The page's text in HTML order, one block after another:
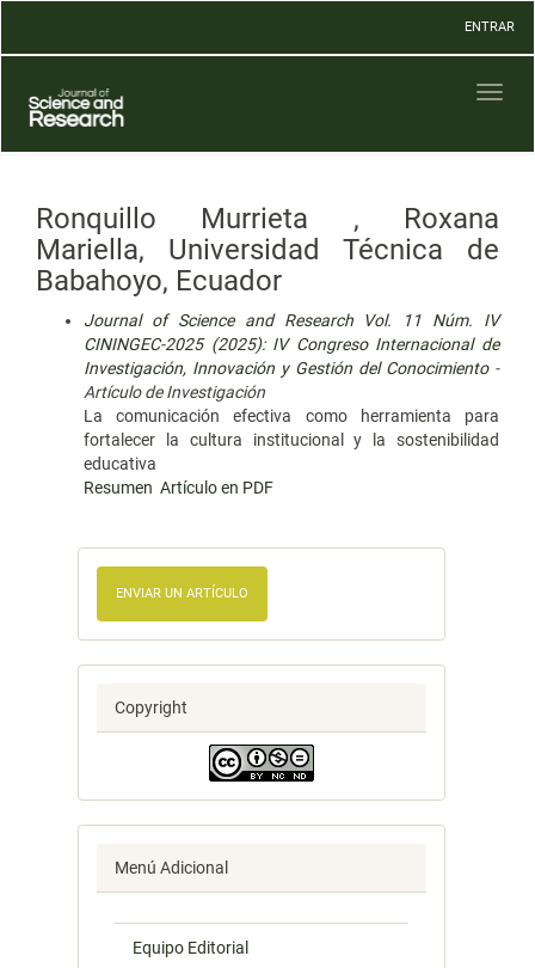
Contenido
Barra
lateral
ENTRAR
Ronquillo Murrieta , Roxana
Mariella, Universidad Técnica de
Babahoyo, Ecuador
Journal of Science and Research Vol. 11 Núm. IV
CININGEC-2025 (2025): IV Congreso Internacional de
Investigación, Innovación y Gestión del Conocimiento-
Artículo de Investigación
La comunicación efectiva como herramienta para
fortalecer la cultura institucional y la sostenibilidad
educativa
Resumen Artículo en PDF
ENVIAR UN ARTÍCULO
Copyright
Menú Adicional
Equipo Editorial